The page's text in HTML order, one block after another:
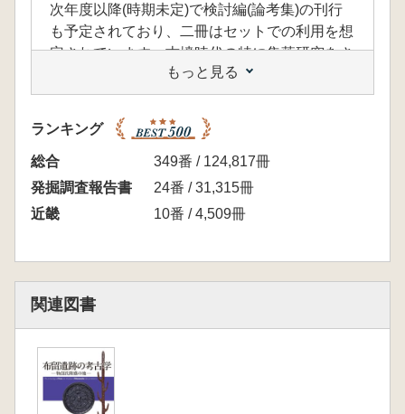
次年度以降(時期未定)で検討編(論考集)の刊行
も予定されており、二冊はセットでの利用を想
定されています。古墳時代の特に集落研究をさ
れる方には非常に大事な資料となると思われま
す。
布留遺跡は橿原遺跡と同じ年の昭和13年(1938)
に最初の発掘調査が実施され、今日まで断続的
に調査が行われてきました。本論は旧石器時代
から中世にいたる集落遺跡とその関係遺構群の
輪を玉垣状にめぐらせた祭祀遺構が著名です
呼ばれていることも書き添えておきます。本論
では遺跡周辺の古墳群や石上神宮、特に石上神
宮に関係する物部氏まで記述を進めていること
もっと見る
ランキング
総合
349番 / 124,817冊
発掘調査報告書
24番 / 31,315冊
近畿
10番 / 4,509冊
関連図書